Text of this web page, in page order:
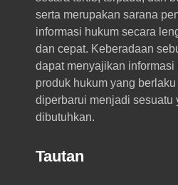
serta merupakan sarana
informasi hukum secara
dan cepat. Keberadaan
dapat menyajikan informasi
produk hukum yang
diperbarui menjadi sesuatu
dibutuhkan.
Tautan